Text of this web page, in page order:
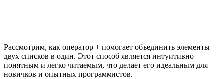
Рассмотрим, как оператор + помогает объединить элементы
двух списков в один. Этот способ является интуитивно
понятным и легко читаемым, что делает его идеальным для
новичков и опытных программистов.